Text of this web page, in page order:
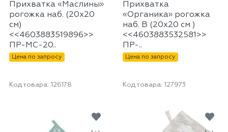
Прихватка «Маслины»
рогожка наб. (20х20
см)
<<4603883519896>>
ПР-МС-20..
Цена по запросу
Прихватка
«Органика» рогожка
наб. В (20х20 см )
<<4603883532581>>
ПР-..
Цена по запросу
Код товара: 126178 Код товара: 127973